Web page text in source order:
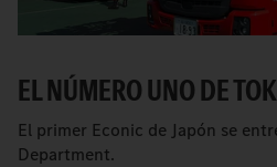
EL NÚMERO UNO DE
El primer Econic de Japón se
Department.